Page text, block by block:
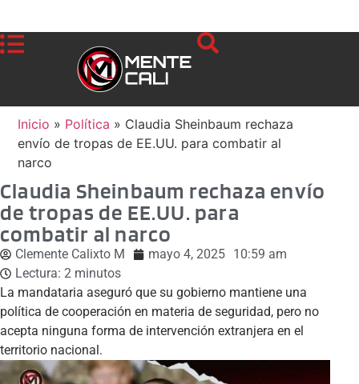
Inicio » Política » Claudia Sheinbaum rechaza
envío de tropas de EE.UU. para combatir al
narco
Claudia Sheinbaum rechaza envío
de tropas de EE.UU. para
combatir al narco
Clemente Calixto M mayo 4, 2025 10:59 am
Lectura: 2 minutos
La mandataria aseguró que su gobierno mantiene una
política de cooperación en materia de seguridad, pero no
acepta ninguna forma de intervención extranjera en el
territorio nacional.